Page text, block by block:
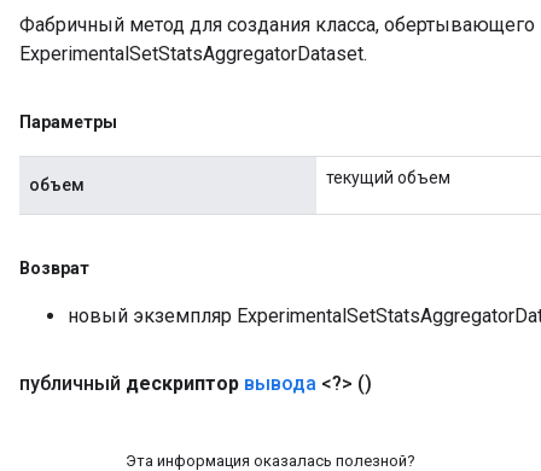
Фабричный метод для создания класса,
ExperimentalSetStatsAggregatorDataset.
Параметры
объем текущий объем
Возврат
новый экземпляр
публичный дескриптор вывода <?> ()
Эта информация оказалась полезной?